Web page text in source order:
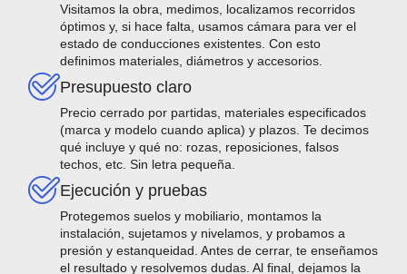
Visitamos la obra, medimos, localizamos recorridos
óptimos y, si hace falta, usamos cámara para ver el
estado de conducciones existentes. Con esto
definimos materiales, diámetros y accesorios.
Presupuesto claro
Precio cerrado por partidas, materiales especificados
(marca y modelo cuando aplica) y plazos. Te decimos
qué incluye y qué no: rozas, reposiciones, falsos
techos, etc. Sin letra pequeña.
Ejecución y pruebas
Protegemos suelos y mobiliario, montamos la
instalación, sujetamos y nivelamos, y probamos a
presión y estanqueidad. Antes de cerrar, te enseñamos
el resultado y resolvemos dudas. Al final, dejamos la